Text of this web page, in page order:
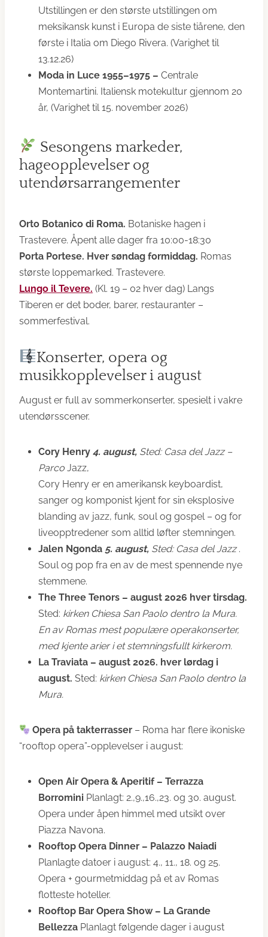
Utstillingen er den største utstillingen om
meksikansk kunst i Europa de siste tiårene, den
første i Italia om Diego Rivera. (Varighet til
13.12.26)
Moda in Luce 1955–1975 – Centrale
Montemartini. Italiensk motekultur gjennom 20
år, (Varighet til 15. november 2026)
Sesongens markeder,
hageopplevelser og
utendørsarrangementer
Orto Botanico di Roma. Botaniske hagen i
Trastevere. Åpent alle dager fra 10:00-18:30
Porta Portese. Hver søndag formiddag. Romas
største loppemarked. Trastevere.
Lungo il Tevere. (Kl. 19 – 02 hver dag) Langs
Tiberen er det boder, barer, restauranter –
sommerfestival.
Konserter, opera og
musikkopplevelser i august
August er full av sommerkonserter, spesielt i vakre
utendørsscener.
Cory Henry 4. august, Sted: Casa del Jazz –
Parco Jazz,
Cory Henry er en amerikansk keyboardist,
sanger og komponist kjent for sin eksplosive
blanding av jazz, funk, soul og gospel – og for
liveopptredener som alltid løfter stemningen.
Jalen Ngonda 5. august, Sted: Casa del Jazz.
Soul og pop fra en av de mest spennende nye
stemmene.
The Three Tenors – august 2026 hver tirsdag.
Sted: kirken Chiesa San Paolo dentro la Mura.
En av Romas mest populære operakonserter,
med kjente arier i et stemningsfullt kirkerom.
La Traviata – august 2026. hver lørdag i
august. Sted: kirken Chiesa San Paolo dentro la
Mura.
Opera på takterrasser – Roma har flere ikoniske
“rooftop opera”-opplevelser i august:
Open Air Opera & Aperitif – Terrazza
Borromini Planlagt: 2.,9.,16.,23. og 30. august.
Opera under åpen himmel med utsikt over
Piazza Navona.
Rooftop Opera Dinner – Palazzo Naiadi
Planlagte datoer i august: 4., 11., 18. og 25.
Opera + gourmetmiddag på et av Romas
flotteste hoteller.
Rooftop Bar Opera Show – La Grande
Bellezza Planlagt følgende dager i august